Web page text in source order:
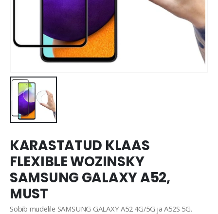
KARASTATUD KLAAS
FLEXIBLE WOZINSKY
SAMSUNG GALAXY A52,
MUST
Sobib mudelile SAMSUNG GALAXY A52 4G/5G ja A52S 5G.